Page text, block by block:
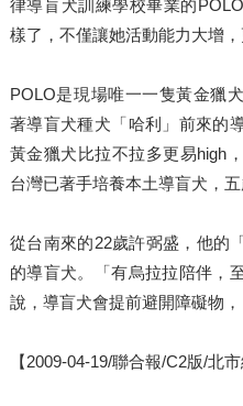
律導盲犬訓練學校畢業的
樣了，不僅讓她活動能力大增，
POLO是現場唯一一隻黃金獵
著導盲犬種犬「哈利」前來的
黃金獵犬比拉不拉多更易high
台灣已著手培養本土導盲犬，
從台南來的22歲許弼盛，他的
的導盲犬。「有烏拉拉陪伴，
說，導盲犬會提前避開障礙物
【2009-04-19/聯合報/C2版/北市